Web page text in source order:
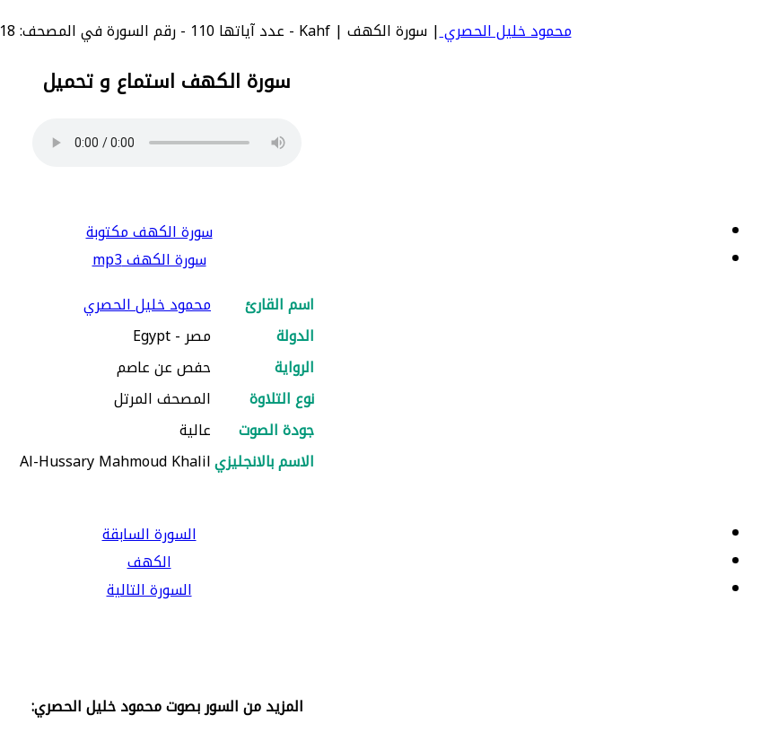
محمود خليل الحصري| سورة الكهف | Kahf - عدد آياتها 110 - رقم السورة في المصحف: 18 - معنى السورة بالإنجليزية: The Cave.
سورة الكهف استماع و تحميل
سورة الكهف مكتوبة
سورة الكهف mp3
اسم القارئ
محمود خليل الحصري
الدولة
مصر - Egypt
الرواية
حفص عن عاصم
نوع التلاوة
المصحف المرتل
جودة الصوت
عالية
الاسم بالانجليزيAl-Hussary Mahmoud Khalil
السورة السابقة
الكهف
السورة التالية
المزيد من السور بصوت محمود خليل الحصري: